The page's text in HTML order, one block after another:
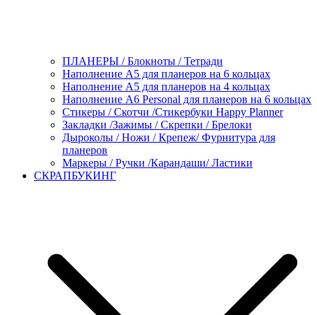
ПЛАНЕРЫ / Блокноты / Тетради
Наполнение А5 для планеров на 6 кольцах
Наполнение А5 для планеров на 4 кольцах
Наполнение А6 Personal для планеров на 6 кольцах
Стикеры / Скотчи /Стикербуки Happy Planner
Закладки /Зажимы / Скрепки / Брелоки
Дыроколы / Ножи / Крепеж/ Фурнитура для
планеров
Маркеры / Ручки /Карандаши/ Ластики
СКРАПБУКИНГ